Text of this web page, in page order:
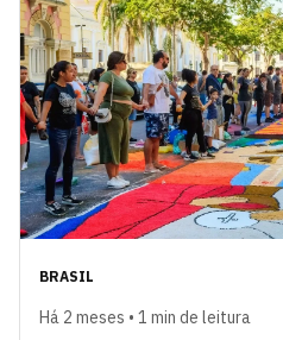
BRASIL
Há 2 meses • 1 min de leitura